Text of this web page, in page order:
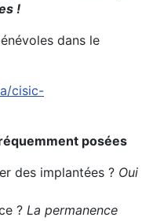
!
dans le
cisic-
posées
des implantées ? Oui
? La permanence